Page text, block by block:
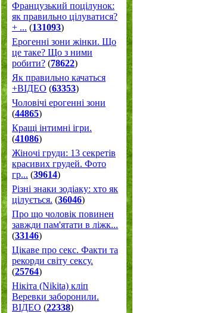
Французький поцілунок:
як правильно цілуватися?
+ ... (131093)
Ерогенні зони жінки. Що
це таке? Що з ними
робити? (78622)
Як правильно качаться
+ВІДЕО (63353)
Чоловічі ерогенні зони
(44865)
Кращі інтимні ігри.
(41086)
Жіночі груди: 13 секретів
красивих грудей. Фото
гр... (39614)
Різні знаки зодіаку: хто як
цілується. (36046)
Про що чоловік повинен
завжди пам'ятати в ліжк...
(33146)
Цікаве про секс. Факти та
рекорди світу сексу.
(25764)
Нікіта (Nikita) кліп
Веревки заборонили.
ВІДЕО (22338)